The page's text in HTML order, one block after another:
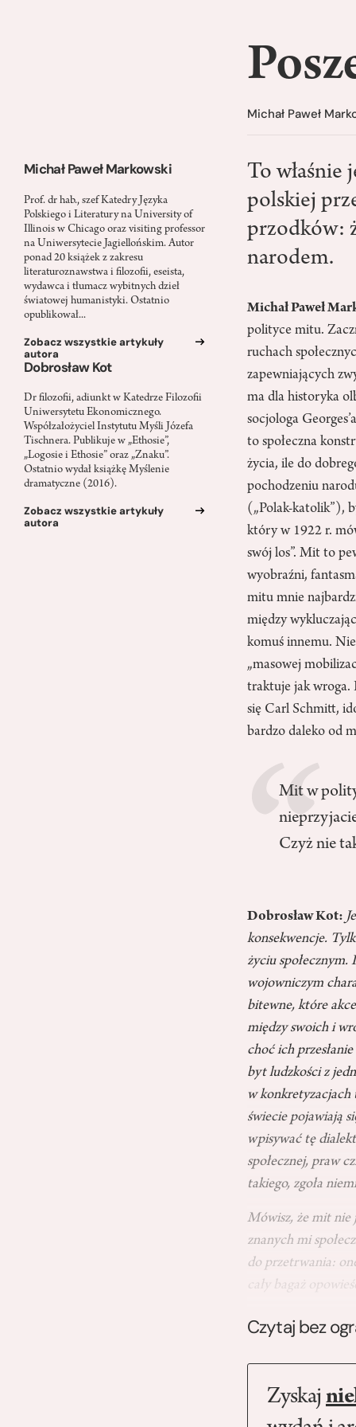
Michał Paweł Markowski
Prof. dr hab., szef Katedry Języka
Polskiego i Literatury na University of
Illinois w Chicago oraz visiting professor
na Uniwersytecie Jagiellońskim. Autor
ponad 20 książek z zakresu
literaturoznawstwa i filozofii, eseista,
wydawca i tłumacz wybitnych dzieł
światowej humanistyki. Ostatnio
opublikował...
Zobacz wszystkie artykuły
autora
Dobrosław Kot
Dr filozofii, adiunkt w Katedrze Filozofii
Uniwersytetu Ekonomicznego.
Współzałożyciel Instytutu Myśli Józefa
Tischnera. Publikuje w „Ethosie”,
„Logosie i Ethosie” oraz „Znaku”.
Ostatnio wydał książkę Myślenie
dramatyczne (2016).
Zobacz wszystkie artykuły
autora
Michał Paweł
To
polskiej
przodków:
narodem.
Michał Paweł
polityce mitu.
ruchach
zapewniających
ma dla historyka
socjologa
to społeczna
życia, ile do
pochodzeniu
(„Polak-katolik”),
który w 1922 r.
swój los”. Mit to
wyobraźni,
mitu mnie
między
komuś innemu.
„masowej
traktuje jak wroga.
się Carl Schmitt,
bardzo daleko od
Mit w
Czyż nie
Dobrosław Kot:
konsekwencje.
życiu społecznym.
wojowniczym
bitewne, które
między swoich i
choć ich
byt ludzkości z
w konkretyzacjach
świecie pojawiają
wpisywać tę
społecznej, praw
takiego, zgoła
Mówisz, że mit nie
znanych mi
do przetrwania:
cały bagaż
Czytaj bez
Zyskaj